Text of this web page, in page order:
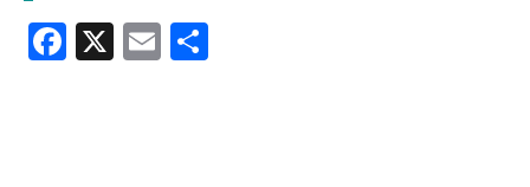
Facebook
X Email